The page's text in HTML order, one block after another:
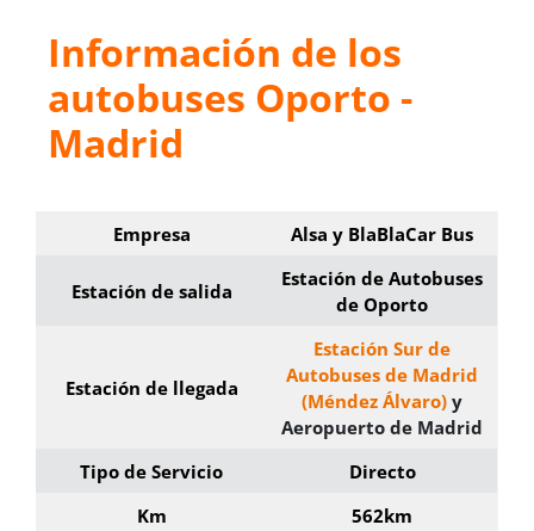
Información de los
autobuses Oporto -
Madrid
Empresa Alsa y BlaBlaCar Bus
Estación de salida
Estación de Autobuses
de Oporto
Estación de llegada
Estación Sur de
Autobuses de Madrid
(Méndez Álvaro) y
Aeropuerto de Madrid
Tipo de Servicio
Directo
Km
562km